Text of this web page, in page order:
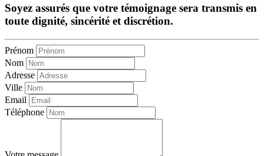
Soyez assurés que votre témoignage sera transmis en
toute dignité, sincérité et discrétion.
Prénom
Nom
Adresse
Ville
Email
Téléphone